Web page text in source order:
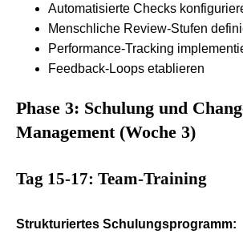
Automatisierte Checks
Menschliche Review-Stufen
Performance-Tracking
Feedback-Loops etablieren
Phase 3: Schulung und
Management (Woche 3)
Tag 15-17: Team-Training
Strukturiertes Schulungsprogramm: